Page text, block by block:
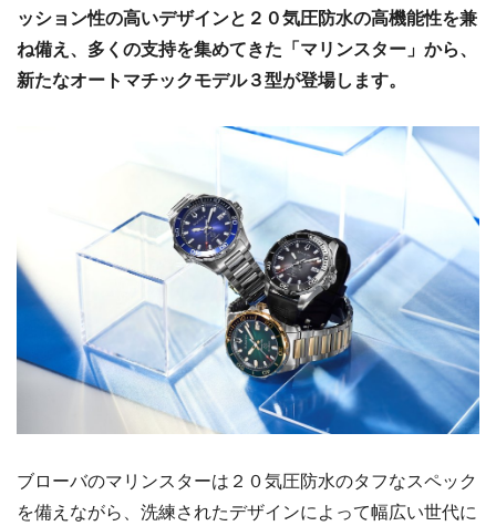
ッション性の高いデザインと２０気圧防水の高機能性を兼
ね備え、多くの支持を集めてきた「マリンスター」から、
新たなオートマチックモデル３型が登場します。
ブローバのマリンスターは２０気圧防水のタフなスペック
を備えながら、洗練されたデザインによって幅広い世代に